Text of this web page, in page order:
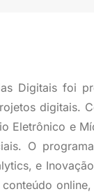
Digitais foi
digitais.
Eletrônico e
O
e